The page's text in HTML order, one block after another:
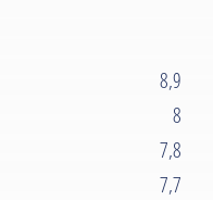
8,9
8
7,8
7,7